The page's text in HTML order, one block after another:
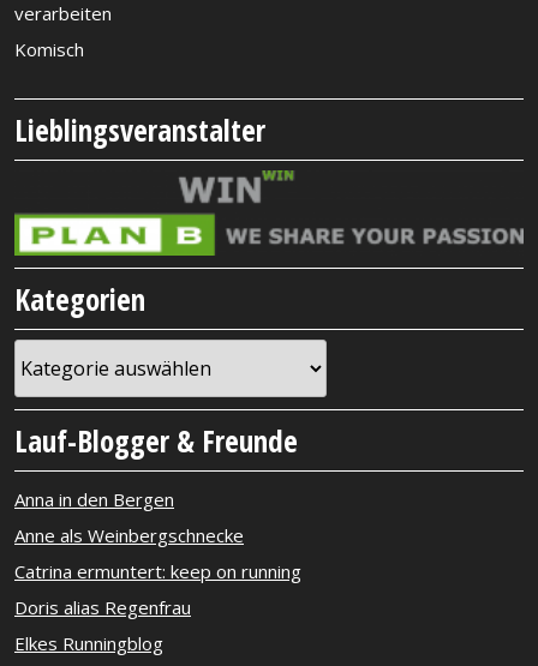
verarbeiten
Komisch
Lieblingsveranstalter
Kategorien
Lauf-Blogger & Freunde
Anna in den Bergen
Anne als Weinbergschnecke
Catrina ermuntert: keep on running
Doris alias Regenfrau
Elkes Runningblog